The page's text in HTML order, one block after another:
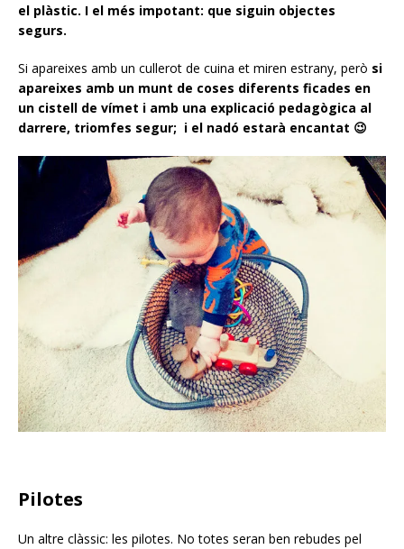
el plàstic. I el més impotant: que siguin objectes
segurs.
Si apareixes amb un cullerot de cuina et miren estrany, però si
apareixes amb un munt de coses diferents ficades en
un cistell de vímet i amb una explicació pedagògica al
darrere, triomfes segur; i el nadó estarà encantat 😉
Pilotes
Un altre clàssic: les pilotes. No totes seran ben rebudes pel